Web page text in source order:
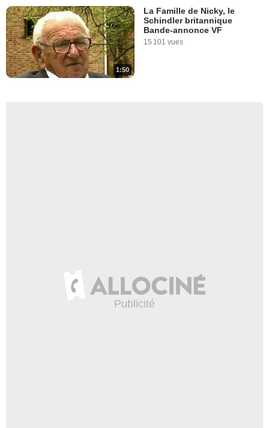
1:50
La Famille de Nicky, le
Schindler britannique
Bande-annonce VF
15 101 vues